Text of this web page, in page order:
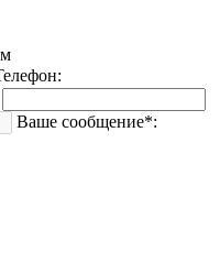
Ваше сообщение*: